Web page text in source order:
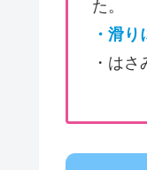
た。
・滑り
・は